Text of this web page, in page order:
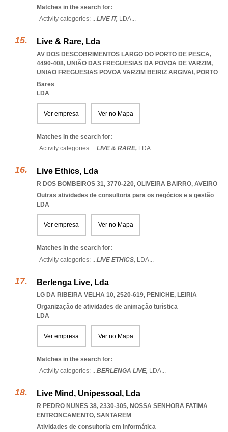
Matches in the search for:
Activity categories: ...LIVE IT, LDA...
Live & Rare, Lda
AV DOS DESCOBRIMENTOS LARGO DO PORTO DE PESCA,
4490-408, UNIÃO DAS FREGUESIAS DA POVOA DE VARZIM,
UNIAO FREGUESIAS POVOA VARZIM BEIRIZ ARGIVAI , PORTO
Bares
LDA
Ver empresa Ver no Mapa
Matches in the search for:
Activity categories: ...LIVE & RARE, LDA...
Live Ethics, Lda
R DOS BOMBEIROS 31, 3770-220, OLIVEIRA BAIRRO, AVEIRO
Outras atividades de consultoria para os negócios e a gestão
LDA
Ver empresa Ver no Mapa
Matches in the search for:
Activity categories: ...LIVE ETHICS, LDA...
Berlenga Live, Lda
LG DA RIBEIRA VELHA 10, 2520-619, PENICHE, LEIRIA
Organização de atividades de animação turística
LDA
Ver empresa Ver no Mapa
Matches in the search for:
Activity categories: ...BERLENGA LIVE, LDA...
Live Mind, Unipessoal, Lda
R PEDRO NUNES 38, 2330-305, NOSSA SENHORA FATIMA
ENTRONCAMENTO, SANTAREM
Atividades de consultoria em informática